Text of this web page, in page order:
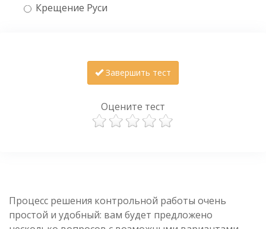
Крещение Руси
Завершить тест
Оцените тест
Процесс решения контрольной работы очень
простой и удобный: вам будет предложено